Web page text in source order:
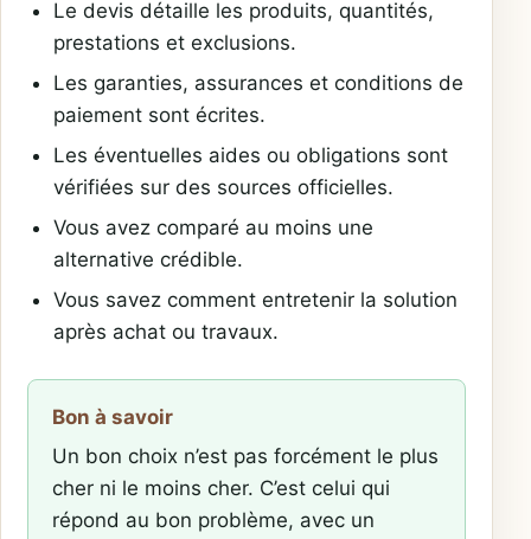
Le devis détaille les produits, quantités,
prestations et exclusions.
Les garanties, assurances et conditions de
paiement sont écrites.
Les éventuelles aides ou obligations sont
vérifiées sur des sources officielles.
Vous avez comparé au moins une
alternative crédible.
Vous savez comment entretenir la solution
après achat ou travaux.
Bon à savoir
Un bon choix n’est pas forcément le plus
cher ni le moins cher. C’est celui qui
répond au bon problème, avec un